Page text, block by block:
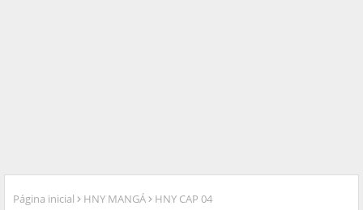
Página inicial HNY MANGÁ HNY CAP 04